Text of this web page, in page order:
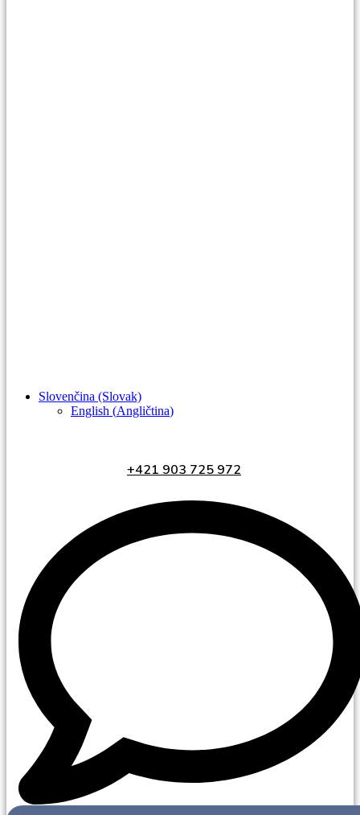
Slovenčina (Slovak)
English (Angličtina)
+421 903 725 972